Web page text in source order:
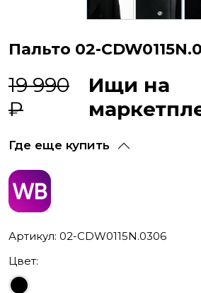
Пальто 02-
19 990
₽
Ищи на
Где еще купить
Артикул: 02-CDW0115N.0306
Цвет: